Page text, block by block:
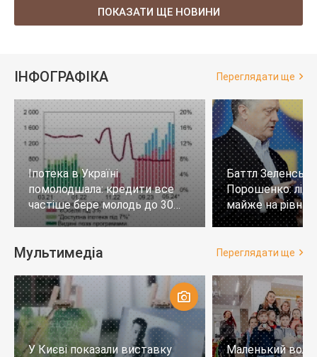
ПОКАЗАТИ ЩЕ НОВИНИ
ІНФОГРАФІКА Переглядати ще
Іпотека в Україні
помолодшала: кредити все
частіше бере молодь до 30
років
Баттл
Порошенко:
майже на
тих, хто не
Мультимедіа Переглядати ще
У Києві показали виставку
Маленький